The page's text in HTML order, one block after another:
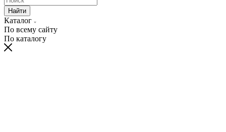
Найти
Каталог
По всему сайту
По каталогу